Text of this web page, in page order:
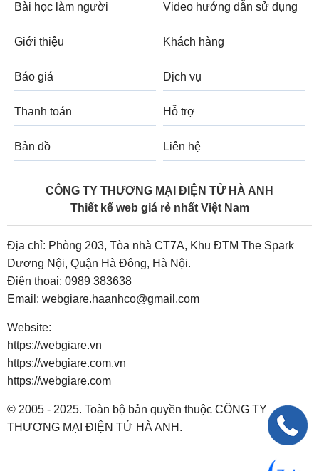
Bài học làm người Video hướng dẫn sử dụng
Giới thiệu Khách hàng
Báo giá Dịch vụ
Thanh toán Hỗ trợ
Bản đồ Liên hệ
CÔNG TY THƯƠNG MẠI ĐIỆN TỬ HÀ ANH
Thiết kế web giá rẻ nhất Việt Nam
Địa chỉ: Phòng 203, Tòa nhà CT7A, Khu ĐTM The Spark
Dương Nội, Quận Hà Đông, Hà Nội.
Điện thoại: 0989 383638
Email: webgiare.haanhco@gmail.com
Website:
https://webgiare.vn
https://webgiare.com.vn
https://webgiare.com
© 2005 - 2025. Toàn bộ bản quyền thuộc CÔNG TY
THƯƠNG MẠI ĐIỆN TỬ HÀ ANH.